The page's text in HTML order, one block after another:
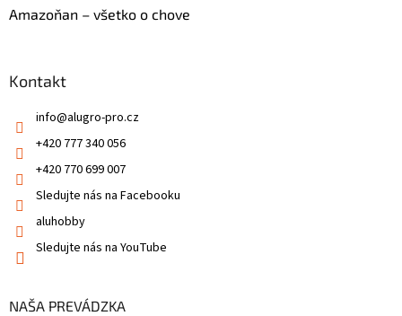
Amazoňan – všetko o chove
Kontakt
info@alugro-pro.cz
+420 777 340 056
+420 770 699 007
Sledujte nás na Facebooku
aluhobby
Sledujte nás na YouTube
NAŠA PREVÁDZKA